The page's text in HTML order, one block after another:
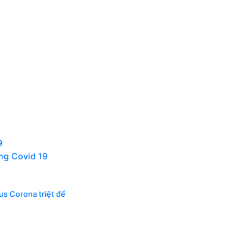
Covid 19
Corona triệt để